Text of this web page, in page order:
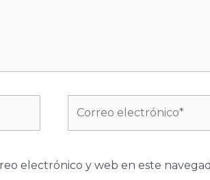
electrónico*
electrónico y web en este